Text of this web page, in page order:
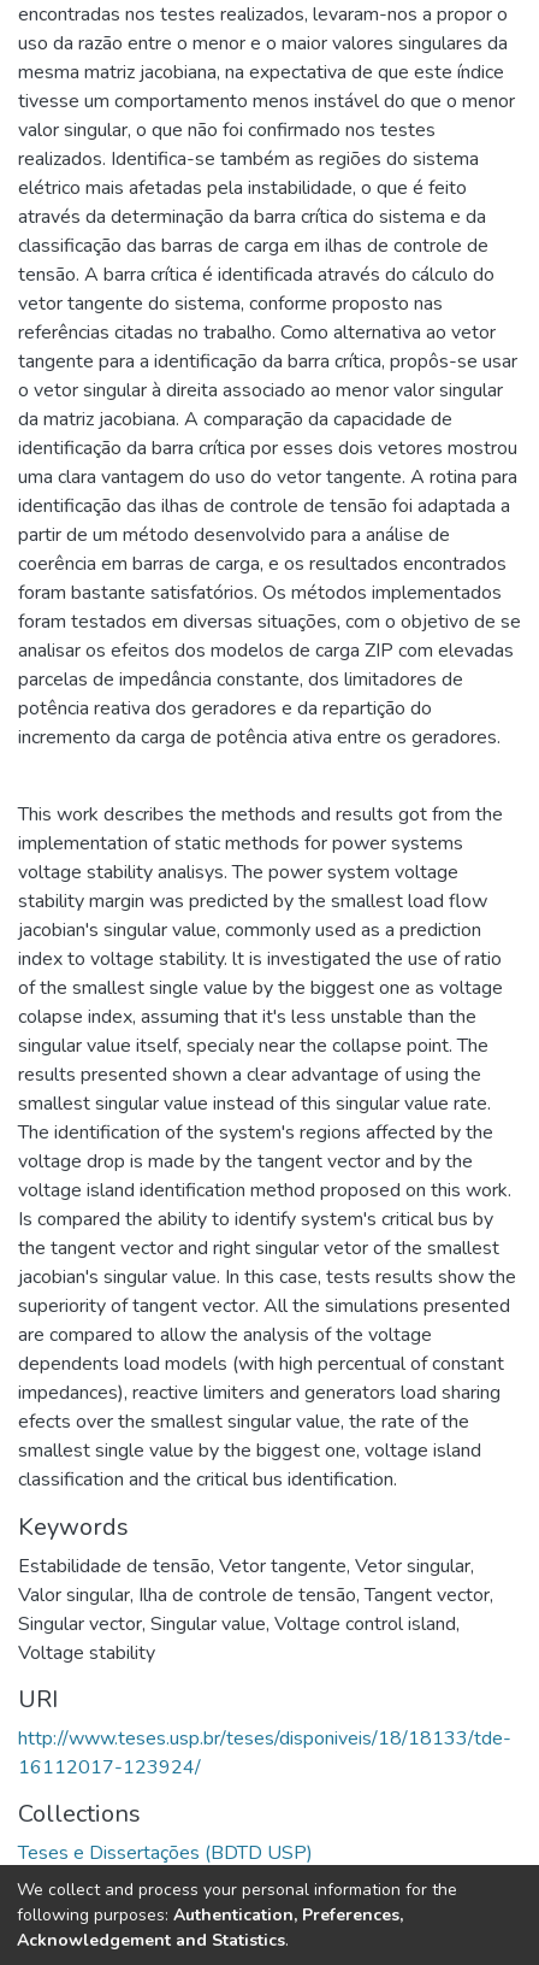
encontradas nos testes realizados, levaram-nos a propor o
uso da razão entre o menor e o maior valores singulares da
mesma matriz jacobiana, na expectativa de que este índice
tivesse um comportamento menos instável do que o menor
valor singular, o que não foi confirmado nos testes
realizados. Identifica-se também as regiões do sistema
elétrico mais afetadas pela instabilidade, o que é feito
através da determinação da barra crítica do sistema e da
classificação das barras de carga em ilhas de controle de
tensão. A barra crítica é identificada através do cálculo do
vetor tangente do sistema, conforme proposto nas
referências citadas no trabalho. Como alternativa ao vetor
tangente para a identificação da barra crítica, propôs-se usar
o vetor singular à direita associado ao menor valor singular
da matriz jacobiana. A comparação da capacidade de
identificação da barra crítica por esses dois vetores mostrou
uma clara vantagem do uso do vetor tangente. A rotina para
identificação das ilhas de controle de tensão foi adaptada a
partir de um método desenvolvido para a análise de
coerência em barras de carga, e os resultados encontrados
foram bastante satisfatórios. Os métodos implementados
foram testados em diversas situações, com o objetivo de se
analisar os efeitos dos modelos de carga ZIP com elevadas
parcelas de impedância constante, dos limitadores de
potência reativa dos geradores e da repartição do
incremento da carga de potência ativa entre os geradores.
This work describes the methods and results got from the
implementation of static methods for power systems
voltage stability analisys. The power system voltage
stability margin was predicted by the smallest load flow
jacobian's singular value, commonly used as a prediction
index to voltage stability. lt is investigated the use of ratio
of the smallest single value by the biggest one as voltage
colapse index, assuming that it's less unstable than the
singular value itself, specialy near the collapse point. The
results presented shown a clear advantage of using the
smallest singular value instead of this singular value rate.
The identification of the system's regions affected by the
voltage drop is made by the tangent vector and by the
voltage island identification method proposed on this work.
Is compared the ability to identify system's critical bus by
the tangent vector and right singular vetor of the smallest
jacobian's singular value. In this case, tests results show the
superiority of tangent vector. All the simulations presented
are compared to allow the analysis of the voltage
dependents load models (with high percentual of constant
impedances), reactive limiters and generators load sharing
efects over the smallest singular value, the rate of the
smallest single value by the biggest one, voltage island
classification and the critical bus identification.
Keywords
Estabilidade de tensão, Vetor tangente, Vetor singular,
Valor singular, Ilha de controle de tensão,Tangent vector,
Singular vector, Singular value, Voltage control island,
Voltage stability
URI
http://www.teses.usp.br/teses/disponiveis/18/18133/tde-
16112017-123924/
Collections
Teses e Dissertações (BDTD USP)
Full item page
We collect and process your personal information for the
following purposes: Authentication, Preferences,
Acknowledgement and Statistics.